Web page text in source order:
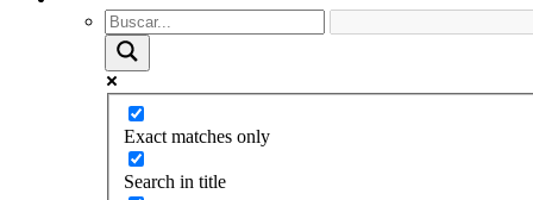
Exact matches only
Search in title